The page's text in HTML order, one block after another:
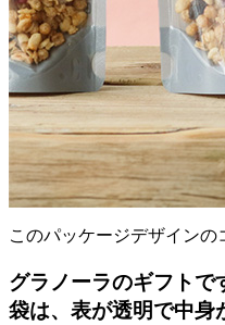
このパッケージデザインの
グラノーラのギフトで
袋は、表が透明で中身